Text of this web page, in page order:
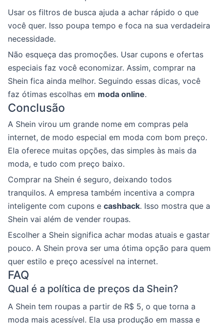
Usar os filtros de busca ajuda a achar rápido o que
você quer. Isso poupa tempo e foca na sua verdadeira
necessidade.
Não esqueça das promoções. Usar cupons e ofertas
especiais faz você economizar. Assim, comprar na
Shein fica ainda melhor. Seguindo essas dicas, você
faz ótimas escolhas em moda online.
Conclusão
A Shein virou um grande nome em compras pela
internet, de modo especial em moda com bom preço.
Ela oferece muitas opções, das simples às mais da
moda, e tudo com preço baixo.
Comprar na Shein é seguro, deixando todos
tranquilos. A empresa também incentiva a compra
inteligente com cupons e cashback. Isso mostra que a
Shein vai além de vender roupas.
Escolher a Shein significa achar modas atuais e gastar
pouco. A Shein prova ser uma ótima opção para quem
quer estilo e preço acessível na internet.
FAQ
Qual é a política de preços da Shein?
A Shein tem roupas a partir de R$ 5, o que torna a
moda mais acessível. Ela usa produção em massa e